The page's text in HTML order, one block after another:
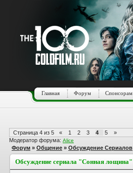
Главная Форум Спонсорам
Страница 4 из 5 « 1 2 3 4 5
»
Модератор форума: Alice
Форум » Общение » Обсуждение Сериалов
Обсуждение сериала "Сонная лощина"